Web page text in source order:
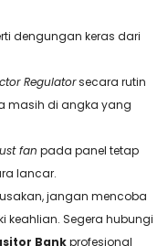
dengungan keras dari
Regulatorsecara rutin
masih di angka yang
fan pada panel tetap
lancar.
jangan mencoba
keahlian. Segera hubungi
Bankprofesional